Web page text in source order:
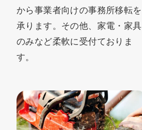
から事業者向けの事務所移転を
承ります。その他、家電・家具
のみなど柔軟に受付ておりま
す。